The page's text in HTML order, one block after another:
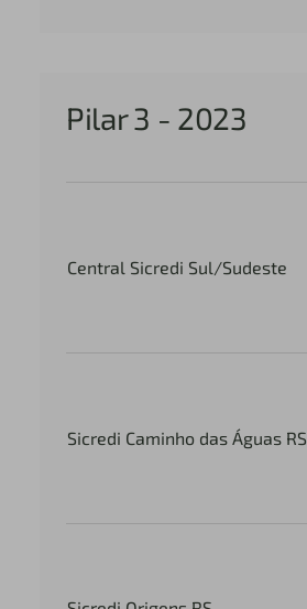
Pilar 3 - 2023
Central Sicredi Sul/Sudeste
Sicredi Caminho das Águas RS